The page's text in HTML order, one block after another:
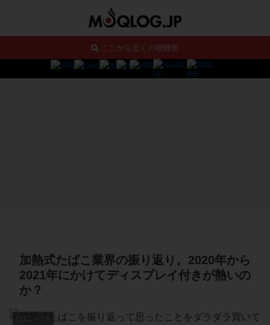
ここから近くの喫煙所
加熱式たばこ業界の振り返り。2020年から
2021年にかけてディスプレイ付きが熱いの
か？
たばこコラム